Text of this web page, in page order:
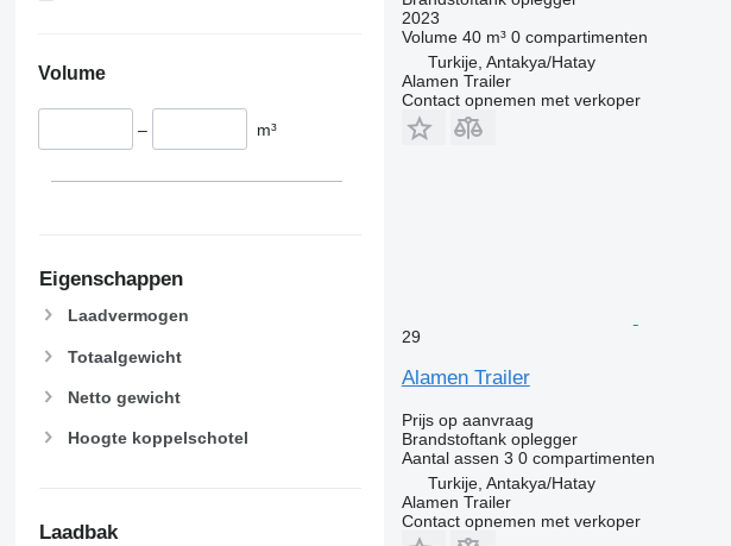
Volume
– m³
Eigenschappen
Laadvermogen
Totaalgewicht
Netto gewicht
Hoogte koppelschotel
Laadbak
2023
Volume 40 m³ 0 compartimenten
Turkije, Antakya/Hatay
Alamen Trailer
Contact opnemen met verkoper
29
Alamen Trailer
Prijs op aanvraag
Brandstoftank oplegger
Aantal assen 3 0 compartimenten
Turkije, Antakya/Hatay
Alamen Trailer
Contact opnemen met verkoper